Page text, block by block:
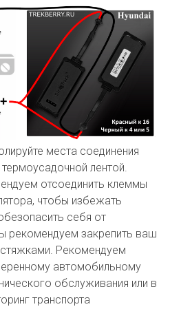
места соединения
лентой.
отсоединить клеммы
чтобы избежать
себя от
рекомендуем закрепить ваш
Рекомендуем
автомобильному
обслуживания или в
транспорта